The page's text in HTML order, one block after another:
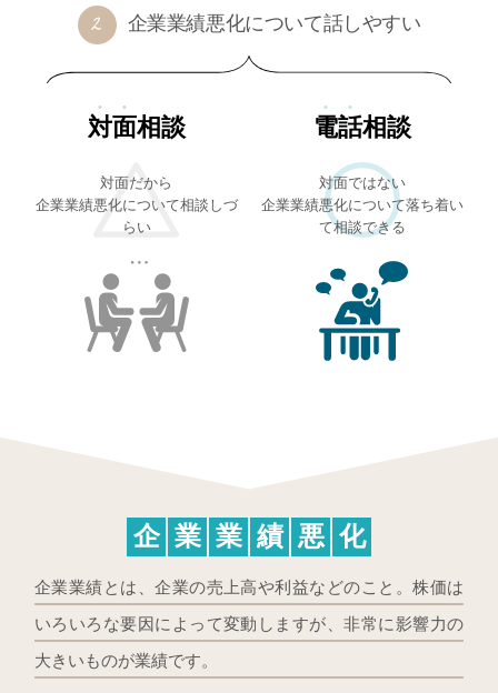
企業業績悪化について話しやすい
対面相談
対面だから
企業業績悪化について相談しづ
らい
電話相談
対面ではない
企業業績悪化について落ち着い
て相談できる
企 業 業 績 悪 化
企業業績とは、企業の売上高や利益などのこと。株価は
いろいろな要因によって変動しますが、非常に影響力の
大きいものが業績です。